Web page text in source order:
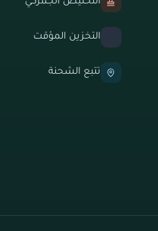
التخزين المؤقت
تتبع الشحنة